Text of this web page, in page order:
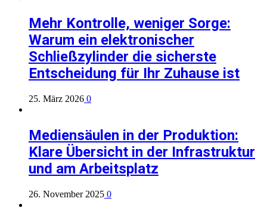
Mehr Kontrolle, weniger Sorge:
Warum ein elektronischer
Schließzylinder die sicherste
Entscheidung für Ihr Zuhause ist
25. März 2026 0
Mediensäulen in der Produktion:
Klare Übersicht in der Infrastruktur
und am Arbeitsplatz
26. November 2025 0